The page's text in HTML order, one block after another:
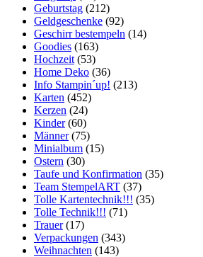
Geburtstag (212)
Geldgeschenke (92)
Geschirr bestempeln (14)
Goodies (163)
Hochzeit (53)
Home Deko (36)
Info Stampin´up! (213)
Karten (452)
Kerzen (24)
Kinder(60)
Männer(75)
Minialbum (15)
Ostern (30)
Taufe und Konfirmation (35)
Team StempelART (37)
Tolle Kartentechnik!!! (35)
Tolle Technik!!! (71)
Trauer(17)
Verpackungen (343)
Weihnachten (143)